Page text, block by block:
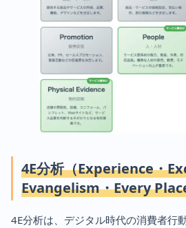
4E分析（Experience・
Evangelism・Every
4E分析は、デジタル時代の消費者行